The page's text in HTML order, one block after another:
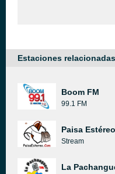
Estaciones relacionadas
Boom FM
99.1 FM
Paisa Estéreo
Stream
La